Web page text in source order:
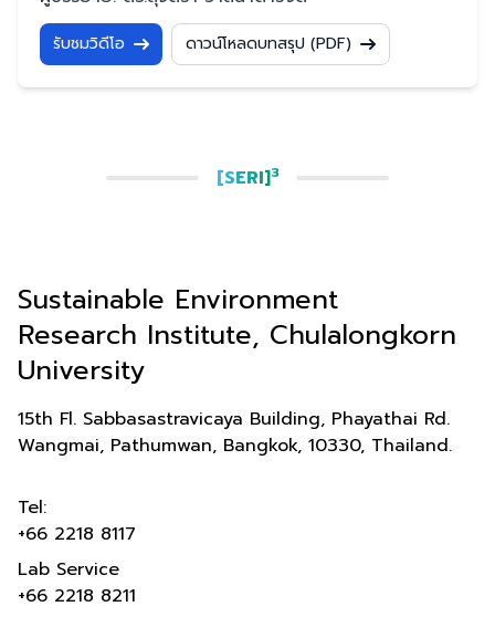
รับชมวิดีโอ ดาวน์โหลดบทสรุป (PDF)
[SERI]3
Sustainable Environment
Research Institute, Chulalongkorn
University
15th Fl. Sabbasastravicaya Building, Phayathai Rd.
Wangmai, Pathumwan, Bangkok, 10330, Thailand.
Tel:
+66 2218 8117
Lab Service
+66 2218 8211